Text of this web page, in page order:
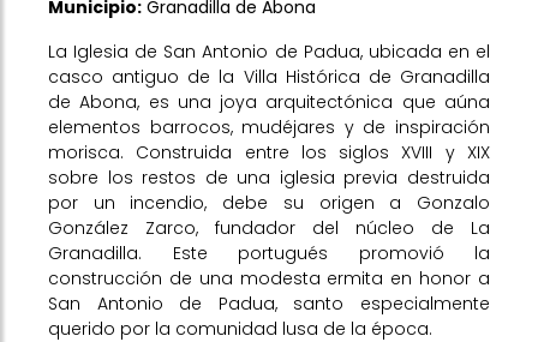
Municipio: Granadilla de Abona
La Iglesia de San Antonio de Padua, ubicada en el
casco antiguo de la Villa Histórica de Granadilla
de Abona, es una joya arquitectónica que aúna
elementos barrocos, mudéjares y de inspiración
morisca. Construida entre los siglos XVIII y XIX
sobre los restos de una iglesia previa destruida
por un incendio, debe su origen a Gonzalo
González Zarco, fundador del núcleo de La
Granadilla. Este portugués promovió la
construcción de una modesta ermita en honor a
San Antonio de Padua, santo especialmente
querido por la comunidad lusa de la época.